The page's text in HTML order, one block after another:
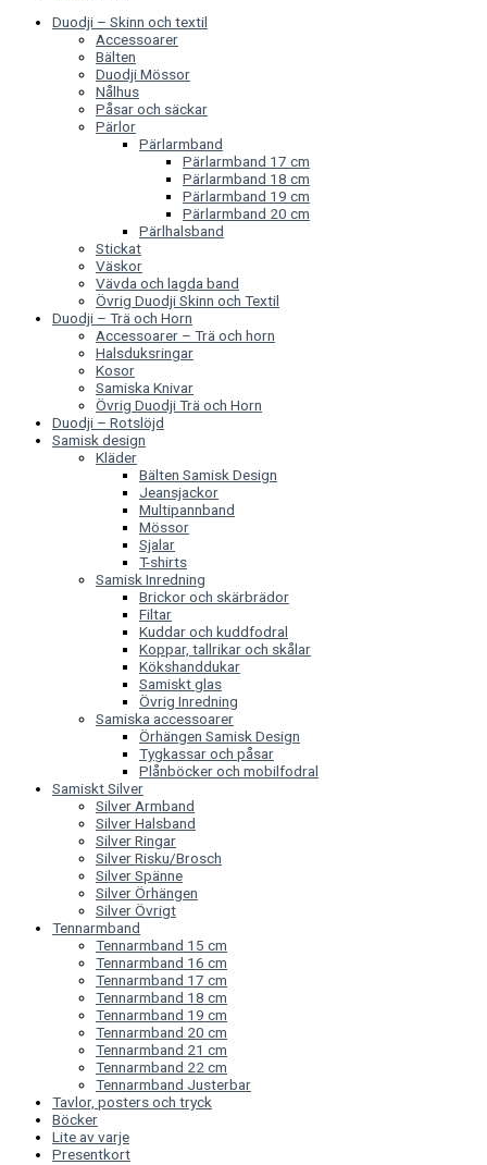
Duodji – Skinn och textil
Accessoarer
Bälten
Duodji Mössor
Nålhus
Påsar och säckar
Pärlor
Pärlarmband
Pärlarmband 17 cm
Pärlarmband 18 cm
Pärlarmband 19 cm
Pärlarmband 20 cm
Pärlhalsband
Stickat
Väskor
Vävda och lagda band
Övrig Duodji Skinn och Textil
Duodji – Trä och Horn
Accessoarer – Trä och horn
Halsduksringar
Kosor
Samiska Knivar
Övrig Duodji Trä och Horn
Duodji – Rotslöjd
Samisk design
Kläder
Bälten Samisk Design
Jeansjackor
Multipannband
Mössor
Sjalar
T-shirts
Samisk Inredning
Brickor och skärbrädor
Filtar
Kuddar och kuddfodral
Koppar, tallrikar och skålar
Kökshanddukar
Samiskt glas
Övrig Inredning
Samiska accessoarer
Örhängen Samisk Design
Tygkassar och påsar
Plånböcker och mobilfodral
Samiskt Silver
Silver Armband
Silver Halsband
Silver Ringar
Silver Risku/Brosch
Silver Spänne
Silver Örhängen
Silver Övrigt
Tennarmband
Tennarmband 15 cm
Tennarmband 16 cm
Tennarmband 17 cm
Tennarmband 18 cm
Tennarmband 19 cm
Tennarmband 20 cm
Tennarmband 21 cm
Tennarmband 22 cm
Tennarmband Justerbar
Tavlor, posters och tryck
Böcker
Lite av varje
Presentkort